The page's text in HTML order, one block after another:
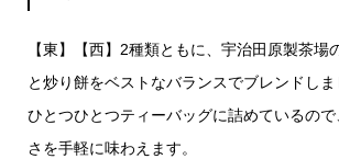
【東】【西】2種類ともに、宇治田原製茶場
と炒り餅をベストなバランスでブレンドしま
ひとつひとつティーバッグに詰めているの
さを手軽に味わえます。